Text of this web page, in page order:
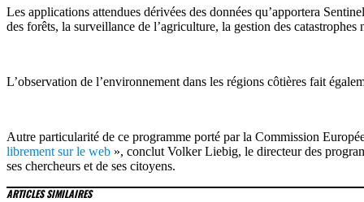
Les applications attendues dérivées des données qu’apportera
des forêts, la surveillance de l’agriculture, la gestion des
L’observation de l’environnement dans les régions côtières fait
Autre particularité de ce programme porté par la Commission
librement sur le web », conclut Volker Liebig, le directeur des
ses chercheurs et de ses citoyens.
ARTICLES SIMILAIRES